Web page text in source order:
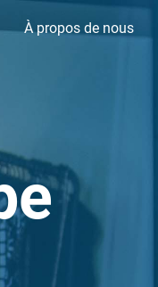
À propos de nous